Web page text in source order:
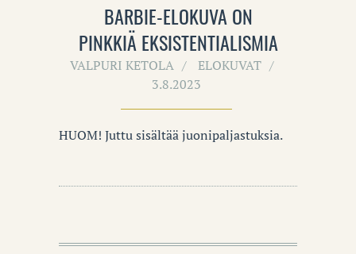
BARBIE-ELOKUVA ON
PINKKIÄ EKSISTENTIALISMIA
VALPURI KETOLA
ELOKUVAT
3.8.2023
HUOM! Juttu sisältää juonipaljastuksia.